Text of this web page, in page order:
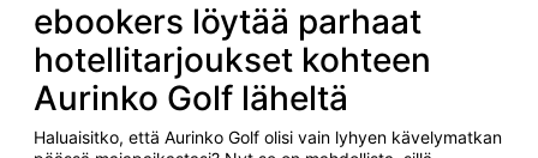
ebookers löytää parhaat
hotellitarjoukset kohteen
Aurinko Golf läheltä
Haluaisitko, että Aurinko Golf olisi vain lyhyen kävelymatkan